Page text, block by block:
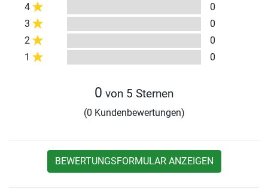
4
0
3
0
2
0
1
0
0 von 5 Sternen
(0 Kundenbewertungen)
BEWERTUNGSFORMULAR ANZEIGEN